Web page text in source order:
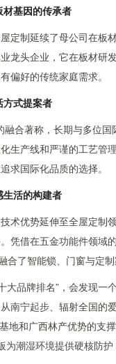
材基因的传承者
定制延续了母公司在板
龙头企业，它在板材研
偏好的传统家庭需求。
方式提案者
融合著称，长期与多位
生产线和严谨的工艺管
求国际化品质的选择。
生活的构建者
术优势延伸至全屋定制
凭借在五金功能件领域
合了智能锁、门窗与定
品牌排名”，会发现一
南宁起步、辐射全国的
和广西林产优势的支
潮湿环境提供硬核防